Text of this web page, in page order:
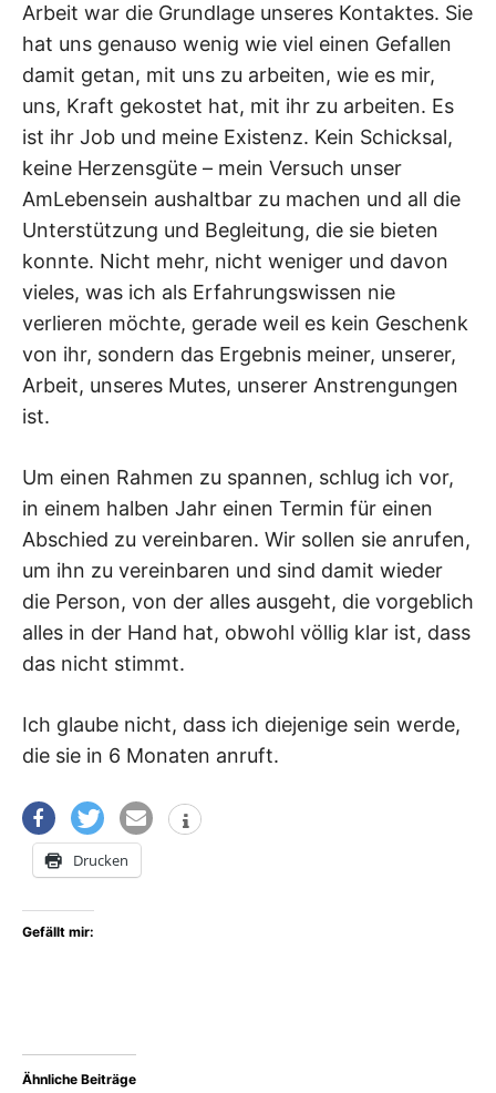
Arbeit war die Grundlage unseres Kontaktes. Sie
hat uns genauso wenig wie viel einen Gefallen
damit getan, mit uns zu arbeiten, wie es mir,
uns, Kraft gekostet hat, mit ihr zu arbeiten. Es
ist ihr Job und meine Existenz. Kein Schicksal,
keine Herzensgüte – mein Versuch unser
AmLebensein aushaltbar zu machen und all die
Unterstützung und Begleitung, die sie bieten
konnte. Nicht mehr, nicht weniger und davon
vieles, was ich als Erfahrungswissen nie
verlieren möchte, gerade weil es kein Geschenk
von ihr, sondern das Ergebnis meiner, unserer,
Arbeit, unseres Mutes, unserer Anstrengungen
ist.
Um einen Rahmen zu spannen, schlug ich vor,
in einem halben Jahr einen Termin für einen
Abschied zu vereinbaren. Wir sollen sie anrufen,
um ihn zu vereinbaren und sind damit wieder
die Person, von der alles ausgeht, die vorgeblich
alles in der Hand hat, obwohl völlig klar ist, dass
das nicht stimmt.
Ich glaube nicht, dass ich diejenige sein werde,
die sie in 6 Monaten anruft.
Drucken
Gefällt mir:
Ähnliche Beiträge